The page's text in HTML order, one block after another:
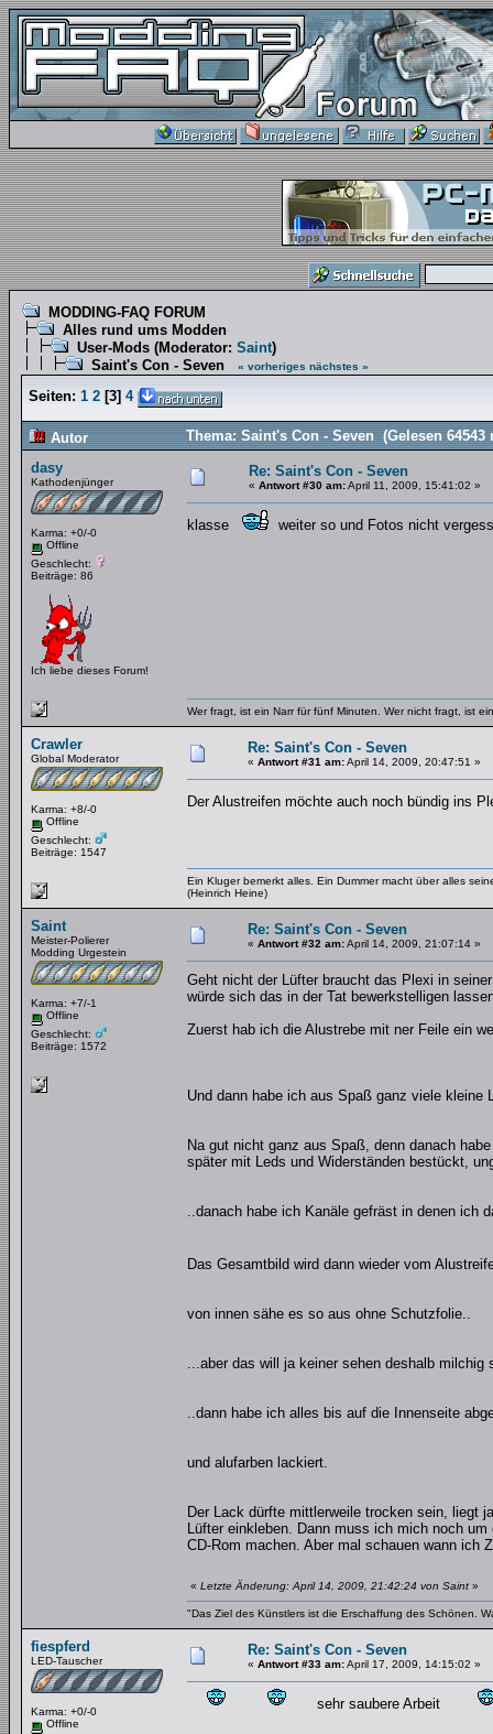
MODDING-FAQ FORUM
Alles rund ums Modden
User-Mods (Moderator: Saint)
Saint's Con - Seven
« vorheriges nächstes »
Seiten: 1 2 [3] 4
Autor
Thema: Saint's Con - Seven (Gelesen 64543
dasy
Kathodenjünger
Karma: +0/-0
Offline
Geschlecht:
Beiträge: 86
Ich liebe dieses Forum!
Re: Saint's Con - Seven
« Antwort #30 am:April 11, 2009, 15:41:02 »
klasse weiter so und Fotos nicht
Wer fragt, ist ein Narr für fünf Minuten. Wer nicht fragt, ist
Crawler
Global Moderator
Karma: +8/-0
Offline
Geschlecht:
Beiträge: 1547
Re: Saint's Con - Seven
« Antwort #31 am:April 14, 2009, 20:47:51 »
Der Alustreifen möchte auch noch bündig ins
Ein Kluger bemerkt alles. Ein Dummer macht über alles
(Heinrich Heine)
Saint
Meister-Polierer
Modding Urgestein
Karma: +7/-1
Offline
Geschlecht:
Beiträge: 1572
Re: Saint's Con - Seven
« Antwort #32 am:April 14, 2009, 21:07:14 »
Geht nicht der Lüfter braucht das Plexi in
würde sich das in der Tat bewerkstelligen
Zuerst hab ich die Alustrebe mit ner Feile ein
Und dann habe ich aus Spaß ganz viele
Na gut nicht ganz aus Spaß, denn danach
später mit Leds und Widerständen bestückt,
..danach habe ich Kanäle gefräst in denen ich
Das Gesamtbild wird dann wieder vom
von innen sähe es so aus ohne Schutzfolie..
...aber das will ja keiner sehen deshalb milchig
..dann habe ich alles bis auf die Innenseite
und alufarben lackiert.
Der Lack dürfte mittlerweile trocken sein, liegt
Lüfter einkleben. Dann muss ich mich noch
CD-Rom machen. Aber mal schauen wann ich
« Letzte Änderung: April 14, 2009, 21:42:24 von Saint »
"Das Ziel des Künstlers ist die Erschaffung des Schönen.
fiespferd
LED-Tauscher
Karma: +0/-0
Offline
Re: Saint's Con - Seven
« Antwort #33 am:April 17, 2009, 14:15:02 »
sehr saubere Arbeit